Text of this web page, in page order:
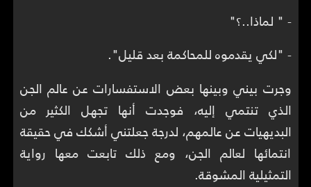
- " لماذا..؟"
- "لكي يقدموه للمحاكمة بعد قليل".
وجرت بيني وبينها بعض الاستفسارات عن عالم الجن
الذي تنتمي إليه، فوجدت أنها تجهل الكثير من
البديهيات عن عالمهم، لدرجة جعلتني أشكك في حقيقة
انتمائها لعالم الجن، ومع ذلك تابعت معها رواية
التمثيلية المشوقة.